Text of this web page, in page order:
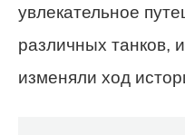
увлекательное
различных танков,
изменяли ход